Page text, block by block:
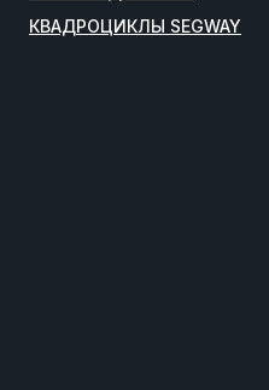
КВАДРОЦИКЛЫ SEGWAY